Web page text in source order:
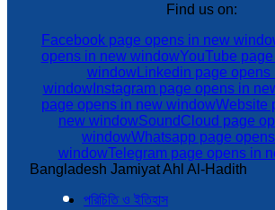
Find us on:
Facebook page opens in new
opens in new windowYouTube
windowLinkedin page opens
windowInstagram page opens in
page opens in new windowWebsite
new windowSoundCloud page
windowWhatsapp page
windowTelegram page opens in
Bangladesh Jamiyat Ahl Al-Hadith
পরিচিতি ও ইতিহাস